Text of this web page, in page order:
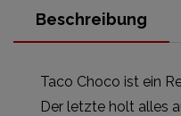
Beschreibung
Taco Choco ist ein
Der letzte holt alles